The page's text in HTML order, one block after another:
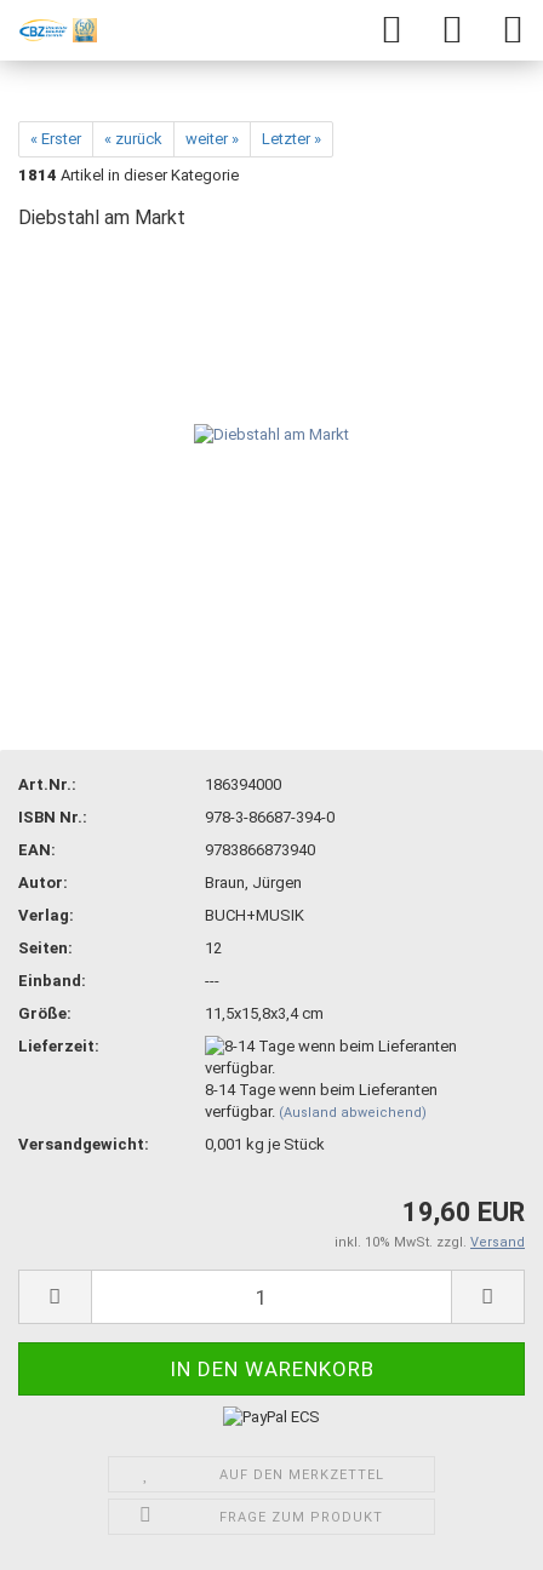
« Erster « zurück weiter »
Letzter »
1814 Artikel in dieser Kategorie
Diebstahl am Markt
Art.Nr.:
186394000
ISBN Nr.:
978-3-86687-394-0
EAN:
9783866873940
Autor:
Braun, Jürgen
Verlag:
BUCH+MUSIK
Seiten:
12
Einband:
---
Größe:
11,5x15,8x3,4 cm
Lieferzeit:
8-14 Tage wenn beim Lieferanten
verfügbar. (Ausland abweichend)
Versandgewicht: 0,001 kg je Stück
19,60 EUR
inkl. 10% MwSt. zzgl. Versand
AUF DEN MERKZETTEL
FRAGE ZUM PRODUKT